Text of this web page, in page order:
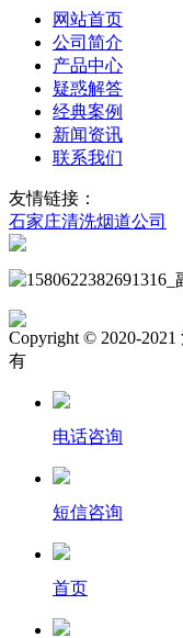
网站首页
公司简介
产品中心
疑惑解答
经典案例
新闻资讯
联系我们
友情链接：
石家庄清洗烟道公司
Copyright © 2020-
有
电话咨询
短信咨询
首页